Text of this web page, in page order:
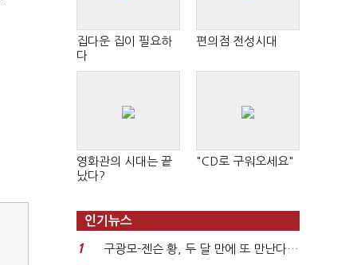
집다운 집이 필요하
다
편의점 전성시대
영화관의 시대는 끝
났다?
"CD로 구워오세요"
인기뉴스
1
구광모-젠슨 황, 두 달 만에 또 만난다…